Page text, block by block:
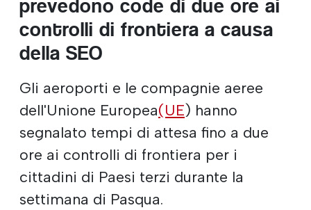
prevedono code di due ore ai
controlli di frontiera a causa
della SEO
Gli aeroporti e le compagnie aeree
dell'Unione Europea(UE) hanno
segnalato tempi di attesa fino a due
ore ai controlli di frontiera per i
cittadini di Paesi terzi durante la
settimana di Pasqua.